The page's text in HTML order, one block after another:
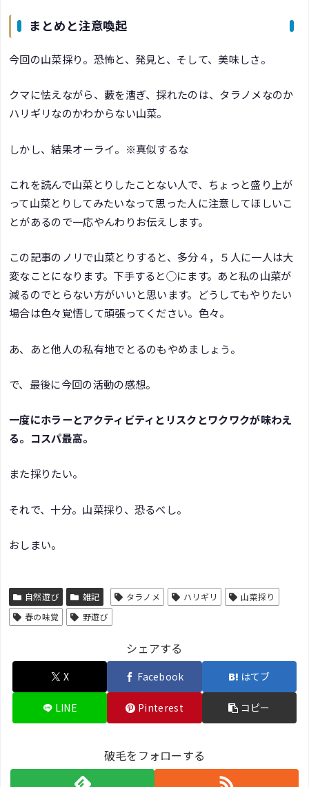
まとめと注意喚起
今回の山菜採り。恐怖と、発見と、そして、美味しさ。
クマに怯えながら、藪を漕ぎ、採れたのは、タラノメなのか
ハリギリなのかわからない山菜。
しかし、結果オーライ。※真似するな
これを読んで山菜とりしたことない人で、ちょっと盛り上が
って山菜とりしてみたいなって思った人に注意してほしいこ
とがあるので一応やんわりお伝えします。
この記事のノリで山菜とりすると、多分４，５人に一人は大
変なことになります。下手すると◯にます。あと私の山菜が
減るのでとらない方がいいと思います。どうしてもやりたい
場合は色々覚悟して頑張ってください。色々。
あ、あと他人の私有地でとるのもやめましょう。
で、最後に今回の活動の感想。
一度にホラーとアクティビティとリスクとワクワクが味わえ
る。コスパ最高。
また採りたい。
それで、十分。山菜採り、恐るべし。
おしまい。
自然遊び 雑記 タラノメ ハリギリ
山菜採り
春の味覚
野遊び
シェアする
X Facebook はてブ
LINE Pinterest コピー
破毛をフォローする